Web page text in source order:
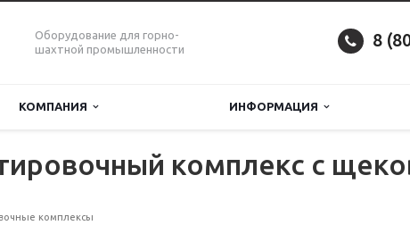
Оборудование для горно-
шахтной промышленности
8
КОМПАНИЯ ИНФОРМАЦИЯ
комплекс с
комплексы